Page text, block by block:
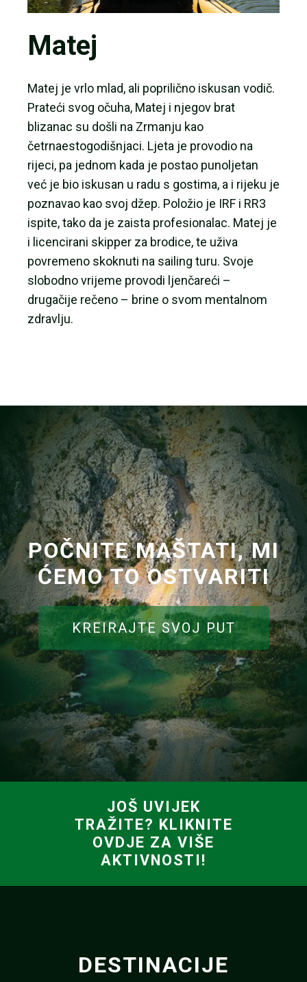
Matej
Matej je vrlo mlad, ali poprilično iskusan vodič.
Prateći svog očuha, Matej i njegov brat
blizanac su došli na Zrmanju kao
četrnaestogodišnjaci. Ljeta je provodio na
rijeci, pa jednom kada je postao punoljetan
već je bio iskusan u radu s gostima, a i rijeku je
poznavao kao svoj džep. Položio je IRF i RR3
ispite, tako da je zaista profesionalac. Matej je
i licencirani skipper za brodice, te uživa
povremeno skoknuti na sailing turu. Svoje
slobodno vrijeme provodi ljenčareći –
drugačije rečeno – brine o svom mentalnom
zdravlju.
POČNITE MAŠTATI, MI
ĆEMO TO OSTVARITI
KREIRAJTE SVOJ PUT
JOŠ UVIJEK
TRAŽITE? KLIKNITE
OVDJE ZA VIŠE
AKTIVNOSTI!
DESTINACIJE